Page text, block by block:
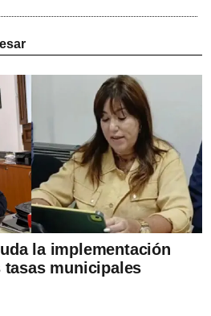
la implementación
tasas municipales